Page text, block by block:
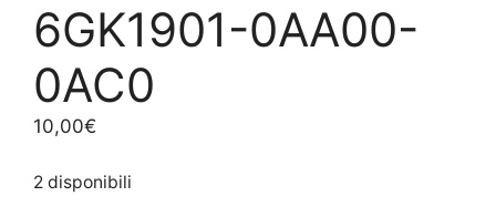
6GK1901-0AA00-
0AC0
10,00€
2 disponibili